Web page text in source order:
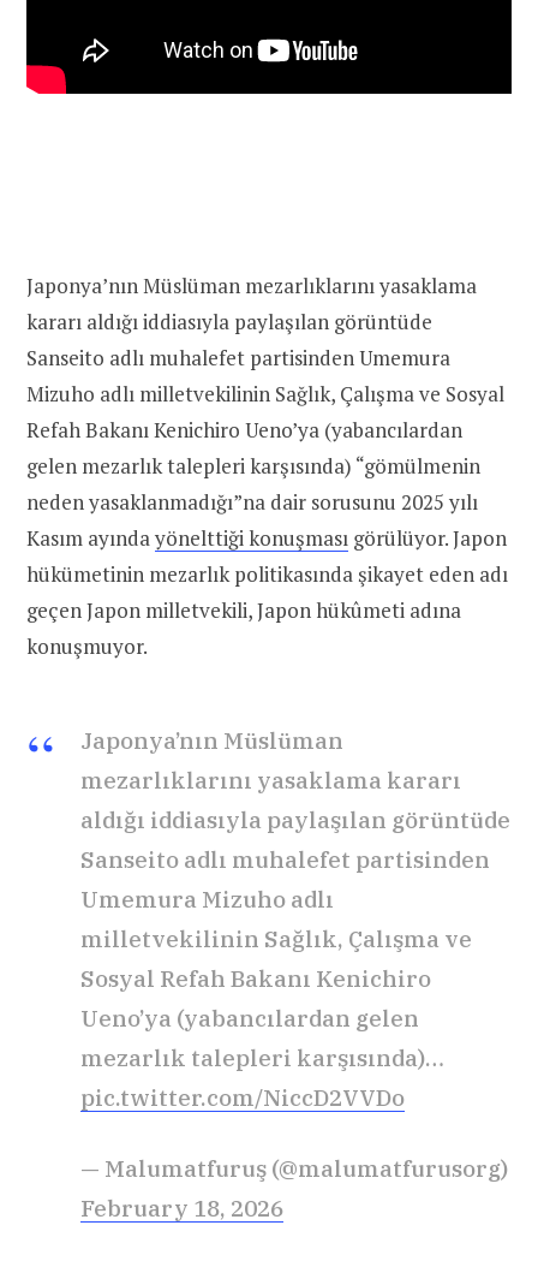
Japonya’nın Müslüman mezarlıklarını yasaklama
kararı aldığı iddiasıyla paylaşılan görüntüde
Sanseito adlı muhalefet partisinden Umemura
Mizuho adlı milletvekilinin Sağlık, Çalışma ve Sosyal
Refah Bakanı Kenichiro Ueno’ya (yabancılardan
gelen mezarlık talepleri karşısında) “gömülmenin
neden yasaklanmadığı”na dair sorusunu 2025 yılı
Kasım ayında yönelttiği konuşması görülüyor. Japon
hükümetinin mezarlık politikasında şikayet eden adı
geçen Japon milletvekili, Japon hükûmeti adına
konuşmuyor.
Japonya’nın Müslüman
mezarlıklarını yasaklama kararı
aldığı iddiasıyla paylaşılan görüntüde
Sanseito adlı muhalefet partisinden
Umemura Mizuho adlı
milletvekilinin Sağlık, Çalışma ve
Sosyal Refah Bakanı Kenichiro
Ueno’ya (yabancılardan gelen
mezarlık talepleri karşısında)…
pic.twitter.com/NiccD2VVDo
— Malumatfuruş (@malumatfurusorg)
February 18, 2026